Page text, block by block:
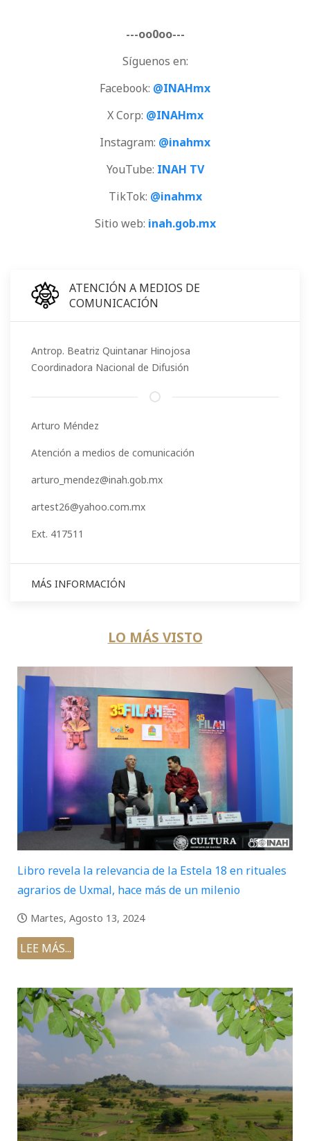
---oo0oo---
Síguenos en:
Facebook: @INAHmx
X Corp: @INAHmx
Instagram: @inahmx
YouTube: INAH TV
TikTok: @inahmx
Sitio web: inah.gob.mx
ATENCIÓN A MEDIOS DE
COMUNICACIÓN
Antrop. Beatriz Quintanar Hinojosa
Coordinadora Nacional de Difusión
Arturo Méndez
Atención a medios de comunicación
arturo_mendez@inah.gob.mx
artest26@yahoo.com.mx
Ext. 417511
MÁS INFORMACIÓN
LO MÁS VISTO
Libro revela la relevancia de la Estela 18 en rituales
agrarios de Uxmal, hace más de un milenio
Martes, Agosto 13, 2024
LEE MÁS...